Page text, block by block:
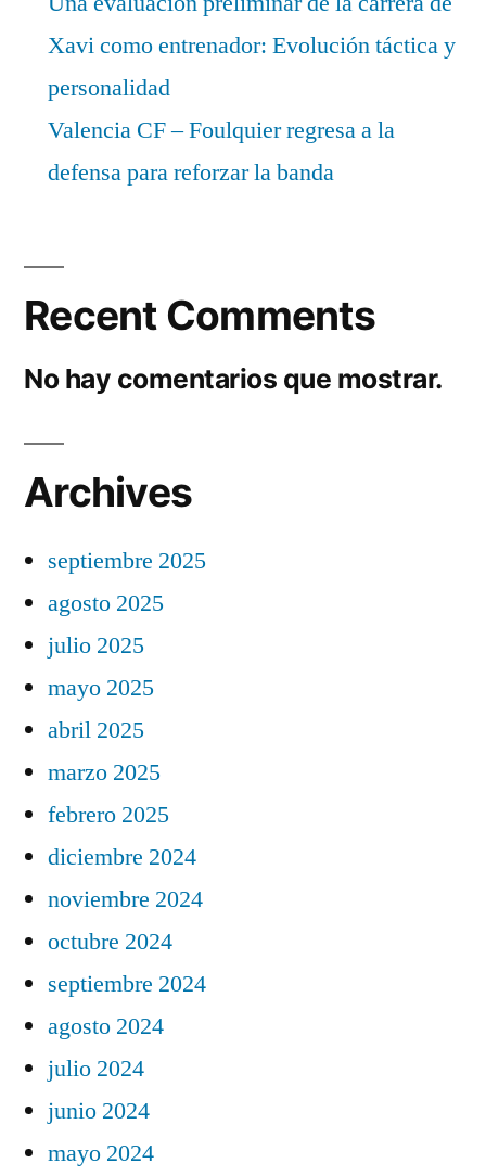
Xavi como entrenador: Evolución táctica y
personalidad
Valencia CF – Foulquier regresa a la
defensa para reforzar la banda
Recent Comments
No hay comentarios que mostrar.
Archives
septiembre 2025
agosto 2025
julio 2025
mayo 2025
abril 2025
marzo 2025
febrero 2025
diciembre 2024
noviembre 2024
octubre 2024
septiembre 2024
agosto 2024
julio 2024
junio 2024
mayo 2024